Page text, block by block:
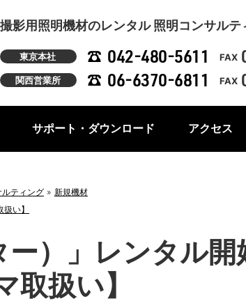
撮影用照明機材のレンタル 照明コンサルテ
東京本社 042-480-5611 FAX
関西営業所 06-6370-6811 FAX
サポート・ダウンロード アクセス
ティング
新規機材
い】
ー）」レンタル開
扱い】